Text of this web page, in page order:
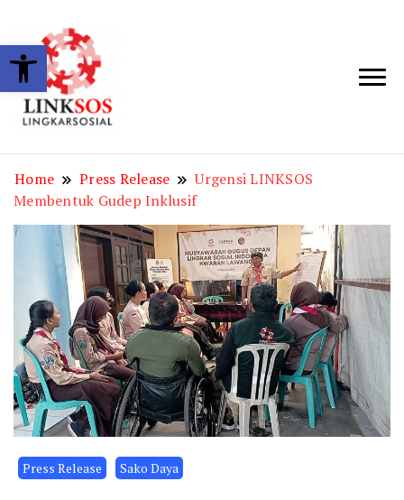
Open toolbar
Home Press Release
Urgensi LINKSOS
Membentuk Gudep Inklusif
Press Release Sako Daya